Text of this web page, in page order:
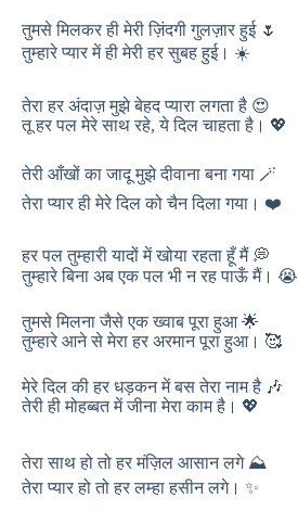
तुमसे मिलकर ही मेरी ज़िंदगी गुलज़ार हुई 🌷
तुम्हारे प्यार में ही मेरी हर सुबह हुई। ☀️
तेरा हर अंदाज़ मुझे बेहद प्यारा लगता है 😍
तू हर पल मेरे साथ रहे, ये दिल चाहता है। 💖
तेरी आँखों का जादू मुझे दीवाना बना गया 🪄
तेरा प्यार ही मेरे दिल को चैन दिला गया। ❤️
हर पल तुम्हारी यादों में खोया रहता हूँ मैं 💭
तुम्हारे बिना अब एक पल भी न रह पाऊँ मैं। 😭
तुमसे मिलना जैसे एक ख्वाब पूरा हुआ 🌟
तुम्हारे आने से मेरा हर अरमान पूरा हुआ। 🥰
मेरे दिल की हर धड़कन में बस तेरा नाम है 🎶
तेरी ही मोहब्बत में जीना मेरा काम है। 💖
तेरा साथ हो तो हर मंज़िल आसान लगे ⛰️
तेरा प्यार हो तो हर लम्हा हसीन लगे। ✨